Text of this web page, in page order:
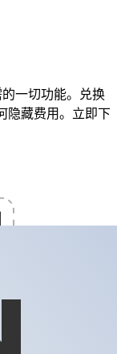
一切功能。兑换
隐藏费用。立即下